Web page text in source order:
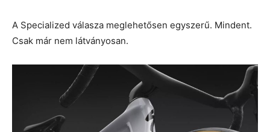
A Specialized válasza meglehetősen egyszerű. Mindent.
Csak már nem látványosan.